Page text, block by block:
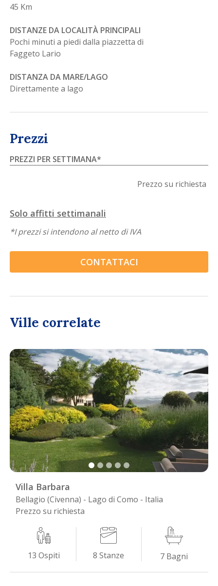
45 Km
DISTANZE DA LOCALITÀ PRINCIPALI
Pochi minuti a piedi dalla piazzetta di
Faggeto Lario
DISTANZA DA MARE/LAGO
Direttamente a lago
Prezzi
PREZZI PER SETTIMANA*
Prezzo su richiesta
Solo affitti settimanali
*I prezzi si intendono al netto di IVA
CONTATTACI
Ville correlate
Villa Barbara
Bellagio (Civenna) - Lago di Como - Italia
Prezzo su richiesta
13 Ospiti 8 Stanze 7 Bagni